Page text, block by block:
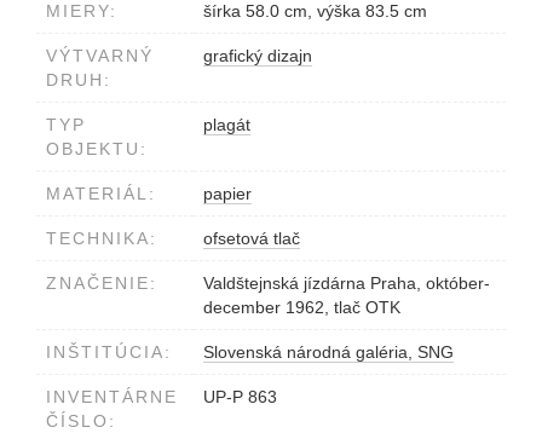
MIERY: šírka 58.0 cm, výška 83.5 cm
VÝTVARNÝ
DRUH:
grafický dizajn
TYP
OBJEKTU:
plagát
MATERIÁL: papier
TECHNIKA: ofsetová tlač
ZNAČENIE:
Valdštejnská jízdárna Praha, október-
december 1962, tlač OTK
INŠTITÚCIA: Slovenská národná galéria, SNG
INVENTÁRNE
ČÍSLO:
UP-P 863